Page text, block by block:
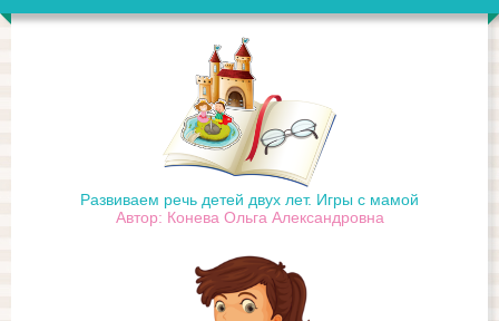
Развиваем речь детей двух лет. Игры с мамой
Автор: Конева Ольга Александровна